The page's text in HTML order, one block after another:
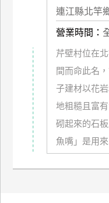
連江縣北竿
營業時間：
芹壁村位在
間而命此名
子建材以花
地粗糙且富
砌起來的石
魚嘴」是用